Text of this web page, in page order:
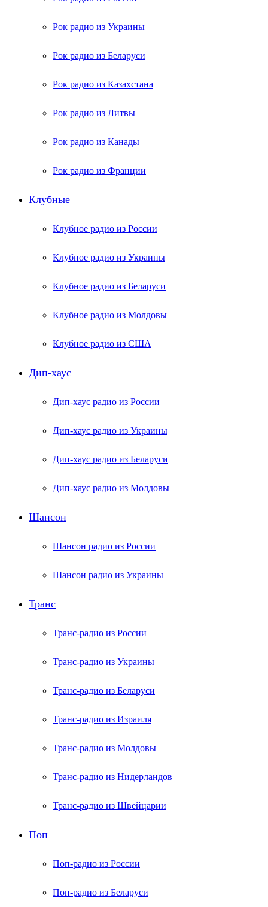
Рок радио из Украины
Рок радио из Беларуси
Рок радио из Казахстана
Рок радио из Литвы
Рок радио из Канады
Рок радио из Франции
Клубные
Клубное радио из России
Клубное радио из Украины
Клубное радио из Беларуси
Клубное радио из Молдовы
Клубное радио из США
Дип-хаус
Дип-хаус радио из России
Дип-хаус радио из Украины
Дип-хаус радио из Беларуси
Дип-хаус радио из Молдовы
Шансон
Шансон радио из России
Шансон радио из Украины
Транс
Транс-радио из России
Транс-радио из Украины
Транс-радио из Беларуси
Транс-радио из Израиля
Транс-радио из Молдовы
Транс-радио из Нидерландов
Транс-радио из Швейцарии
Поп
Поп-радио из России
Поп-радио из Беларуси